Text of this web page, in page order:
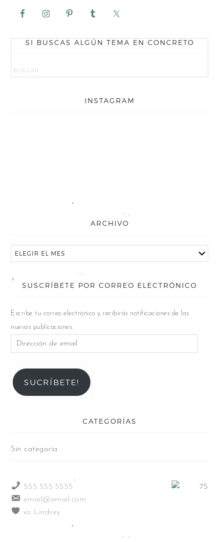
SI BUSCAS ALGÚN TEMA EN CONCRETO
INSTAGRAM
ARCHIVO
SUSCRÍBETE POR CORREO ELECTRÓNICO
Escribe tu correo electrónico y recibirás notificaciones de las
nuevas publicaciones.
SUCRÍBETE!
CATEGORÍAS
Sin categoría
555.555.5555
email@email.com
xo Lindsey